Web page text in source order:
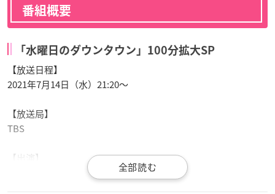
番組概要
「水曜日のダウンタウン」100分拡大SP
【放送日程】
2021年7月14日（水）21:20〜
【放送局】
TBS
【出演】
MC：ダウンタウン（浜田雅功・松本人志）